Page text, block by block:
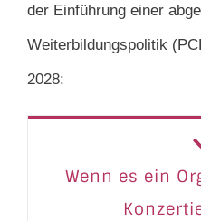
der Einführung einer
Weiterbildungspolitik
2028:
Wenn es ein